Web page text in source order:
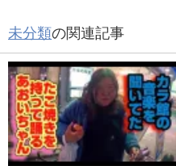
未分類の関連記事